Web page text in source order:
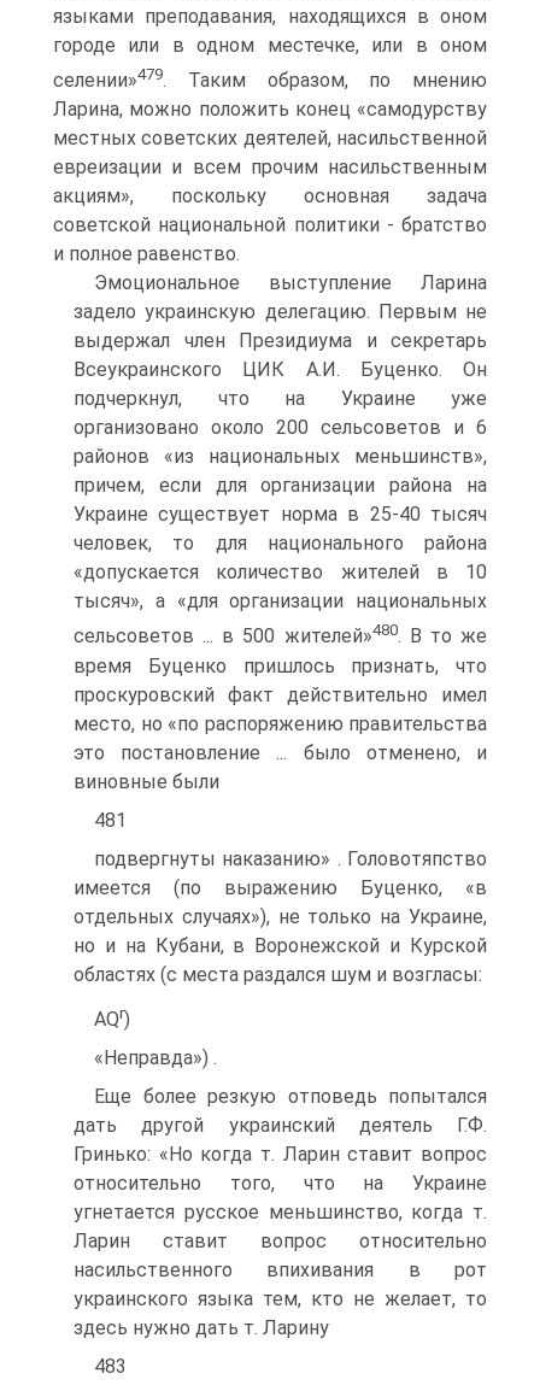
языками преподавания, находящихся в оном
городе или в одном местечке, или в оном
селении»479. Таким образом, по мнению
Ларина, можно положить конец «самодурству
местных советских деятелей, насильственной
евреизации и всем прочим насильственным
акциям», поскольку основная задача
советской национальной политики - братство
и полное равенство.
Эмоциональное выступление Ларина
задело украинскую делегацию. Первым не
выдержал член Президиума и секретарь
Всеукраинского ЦИК А.И. Буценко. Он
подчеркнул, что на Украине уже
организовано около 200 сельсоветов и 6
районов «из национальных меньшинств»,
причем, если для организации района на
Украине существует норма в 25-40 тысяч
человек, то для национального района
«допускается количество жителей в 10
тысяч», а «для организации национальных
сельсоветов ... в 500 жителей»480. В то же
время Буценко пришлось признать, что
проскуровский факт действительно имел
место, но «по распоряжению правительства
это постановление ... было отменено, и
виновные были
481
подвергнуты наказанию» . Головотяпство
имеется (по выражению Буценко, «в
отдельных случаях»), не только на Украине,
но и на Кубани, в Воронежской и Курской
областях (с места раздался шум и возгласы:
AQr)
«Неправда») .
Еще более резкую отповедь попытался
дать другой украинский деятель Г.Ф.
Гринько: «Но когда т. Ларин ставит вопрос
относительно того, что на Украине
угнетается русское меньшинство, когда т.
Ларин ставит вопрос относительно
насильственного впихивания в рот
украинского языка тем, кто не желает, то
здесь нужно дать т. Ларину
483